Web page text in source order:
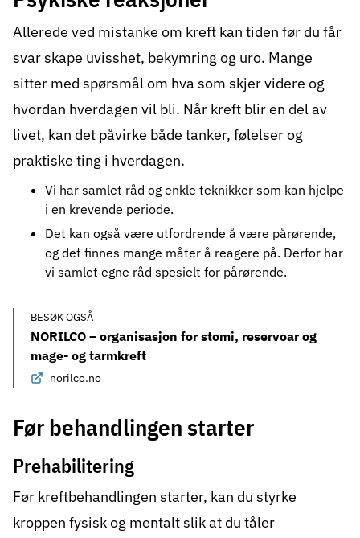
Allerede ved mistanke om kreft kan tiden før du får
svar skape uvisshet, bekymring og uro. Mange
sitter med spørsmål om hva som skjer videre og
hvordan hverdagen vil bli. Når kreft blir en del av
livet, kan det påvirke både tanker, følelser og
praktiske ting i hverdagen.
Vi har samlet råd og enkle teknikker som kan hjelpe
i en krevende periode.
Det kan også være utfordrende å være pårørende,
og det finnes mange måter å reagere på. Derfor har
vi samlet egne råd spesielt for pårørende.
BESØK OGSÅ
NORILCO – organisasjon for stomi, reservoar og
mage- og tarmkreft
norilco.no
Før behandlingen starter
Prehabilitering
Før kreftbehandlingen starter, kan du styrke
kroppen fysisk og mentalt slik at du tåler